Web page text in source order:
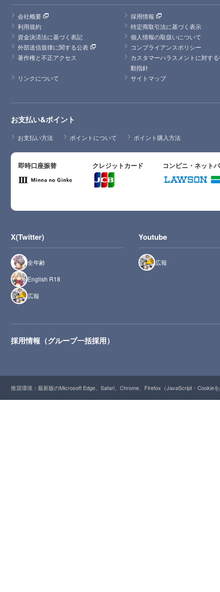
会社概要
採用情報
利用規約
特定商取引法に基づく表示
資金決済法に基づく表記
個人情報の取扱いについて
外部送信規律に関する公表
コンプライアンスポリシー
著作権と不正アクセス
カスタマーハラスメントに対す
動指針
リンクについて
サイトマップ
お支払い&ポイント
お支払い方法 ポイントについて ポイント購入方法
即時口座振替 クレジットカード コンビニ・ネット
X(Twitter)
全年齢
English R18
広報
Youtube
広報
採用情報（グループ一括採用）
推奨環境：最新版のMicrosoft Edge、Safari、Chrome、Firefox（JavaScript・Cookie